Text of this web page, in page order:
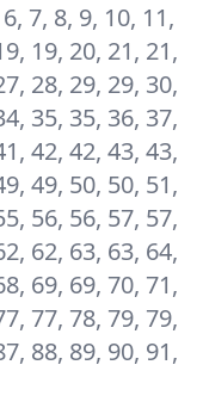
7, 8, 9, 10, 11,
19, 20, 21, 21,
28, 29, 29, 30,
35, 35, 36, 37,
42, 42, 43, 43,
49, 50, 50, 51,
56, 56, 57, 57,
62, 63, 63, 64,
69, 69, 70, 71,
77, 78, 79, 79,
88, 89, 90, 91,